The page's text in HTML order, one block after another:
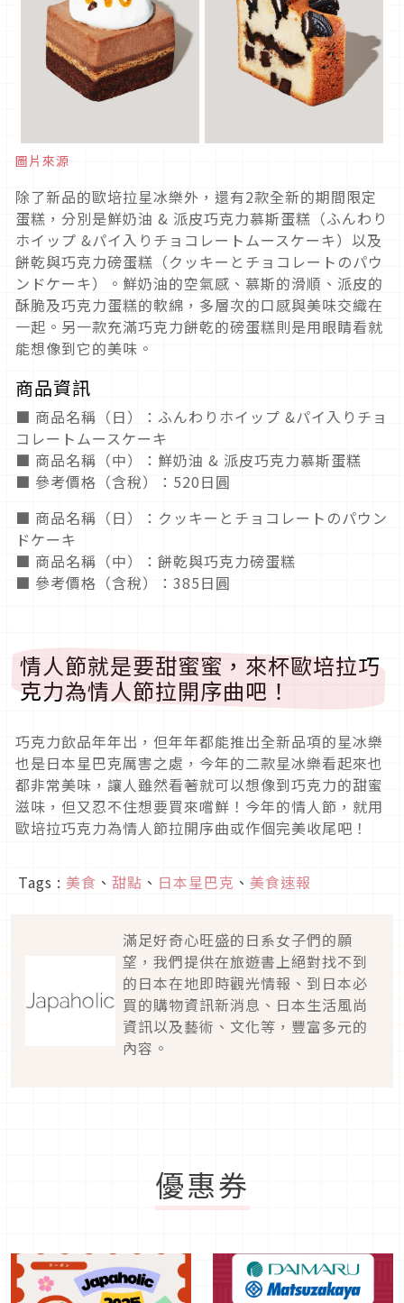
圖片來源
除了新品的歐培拉星冰樂外，還有2款全新的期間限定
蛋糕，分別是鮮奶油 & 派皮巧克力慕斯蛋糕（ふんわり
ホイップ &パイ入りチョコレートムースケーキ）以及
餅乾與巧克力磅蛋糕（クッキーとチョコレートのパウ
ンドケーキ）。鮮奶油的空氣感、慕斯的滑順、派皮的
酥脆及巧克力蛋糕的軟綿，多層次的口感與美味交織在
一起。另一款充滿巧克力餅乾的磅蛋糕則是用眼睛看就
能想像到它的美味。
商品資訊
■ 商品名稱（日）：ふんわりホイップ &パイ入りチョ
コレートムースケーキ
■ 商品名稱（中）：鮮奶油 & 派皮巧克力慕斯蛋糕
■ 參考價格（含稅）：520日圓
■ 商品名稱（日）：クッキーとチョコレートのパウン
ドケーキ
■ 商品名稱（中）：餅乾與巧克力磅蛋糕
■ 參考價格（含稅）：385日圓
情人節就是要甜蜜蜜，來杯歐培拉巧
克力為情人節拉開序曲吧！
巧克力飲品年年出，但年年都能推出全新品項的星冰樂
也是日本星巴克厲害之處，今年的二款星冰樂看起來也
都非常美味，讓人雖然看著就可以想像到巧克力的甜蜜
滋味，但又忍不住想要買來嚐鮮！今年的情人節，就用
歐培拉巧克力為情人節拉開序曲或作個完美收尾吧！
Tags : 美食 、 甜點 、 日本星巴克 、 美食速報
滿足好奇心旺盛的日系女子們的願
望，我們提供在旅遊書上絕對找不到
的日本在地即時觀光情報、到日本必
買的購物資訊新消息、日本生活風尚
資訊以及藝術、文化等，豐富多元的
內容。
優惠券